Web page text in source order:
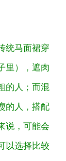
统马面裙穿
里），遮肉
的人；而混
的人，搭配
说，可能会
以选择比较